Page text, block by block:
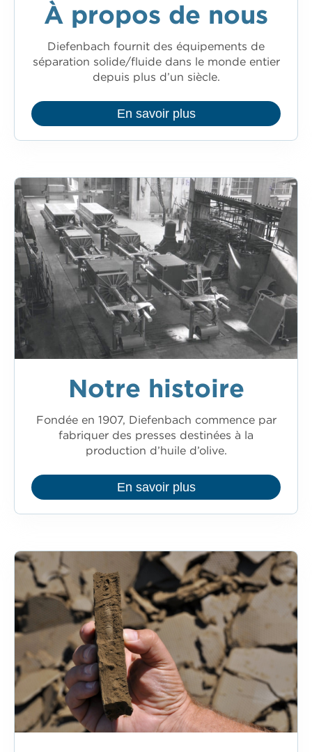
À propos de nous
Diefenbach fournit des équipements de
séparation solide/fluide dans le monde entier
depuis plus d’un siècle.
En savoir plus
Notre histoire
Fondée en 1907, Diefenbach commence par
fabriquer des presses destinées à la
production d’huile d’olive.
En savoir plus